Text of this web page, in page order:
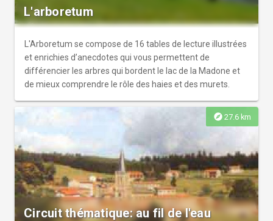
L'arboretum
L'Arboretum se compose de 16 tables de lecture illustrées
et enrichies d’anecdotes qui vous permettent de
différencier les arbres qui bordent le lac de la Madone et
de mieux comprendre le rôle des haies et des murets.
explore 27.6 km
Circuit thématique: au fil de l'eau